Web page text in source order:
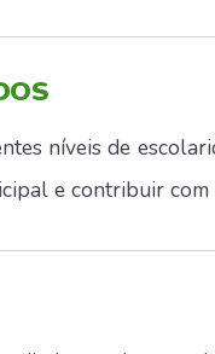
níveis de
e contribuir com